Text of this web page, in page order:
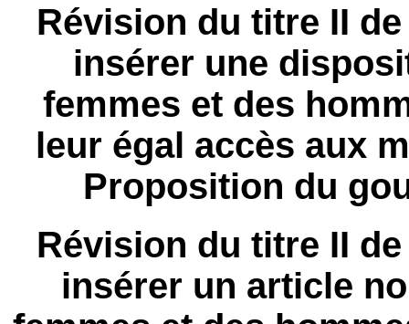
Révision du titre II
insérer une
femmes et des
leur égal accès aux
Proposition du
Révision du titre II
insérer un article